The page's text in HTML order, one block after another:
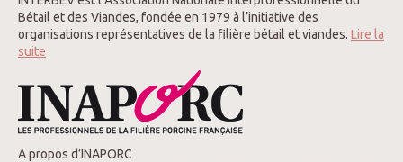
Bétail et des Viandes, fondée en 1979 à l’initiative des
organisations représentatives de la filière bétail et viandes. Lire la
suite
A propos d’INAPORC